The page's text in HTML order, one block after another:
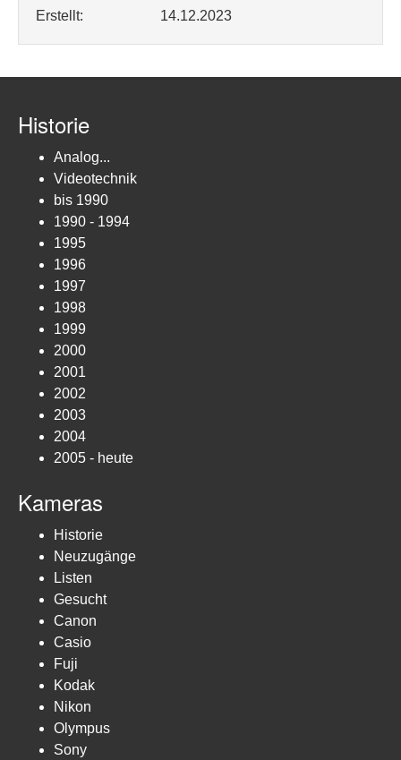
Erstellt:
14.12.2023
Historie
Analog...
Videotechnik
bis 1990
1990 - 1994
1995
1996
1997
1998
1999
2000
2001
2002
2003
2004
2005 - heute
Kameras
Historie
Neuzugänge
Listen
Gesucht
Canon
Casio
Fuji
Kodak
Nikon
Olympus
Sony